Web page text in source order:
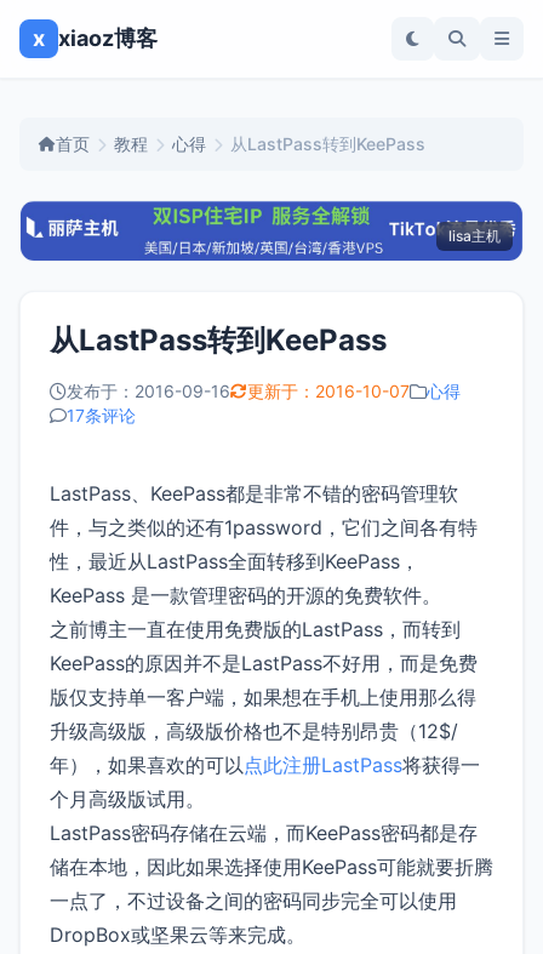
x xiaoz博客
首页 教程 心得 从LastPass转到KeePass
lisa主机
从LastPass转到KeePass
发布于：2016-09-16 更新于：2016-10-07
心得
17条评论
LastPass、KeePass都是非常不错的密码管理软
件，与之类似的还有1password，它们之间各有特
性，最近从LastPass全面转移到KeePass，
KeePass 是一款管理密码的开源的免费软件。
之前博主一直在使用免费版的LastPass，而转到
KeePass的原因并不是LastPass不好用，而是免费
版仅支持单一客户端，如果想在手机上使用那么得
升级高级版，高级版价格也不是特别昂贵（12$/
年），如果喜欢的可以 点此注册LastPass将获得一
个月高级版试用。
LastPass密码存储在云端，而KeePass密码都是存
储在本地，因此如果选择使用KeePass可能就要折腾
一点了，不过设备之间的密码同步完全可以使用
DropBox或坚果云等来完成。